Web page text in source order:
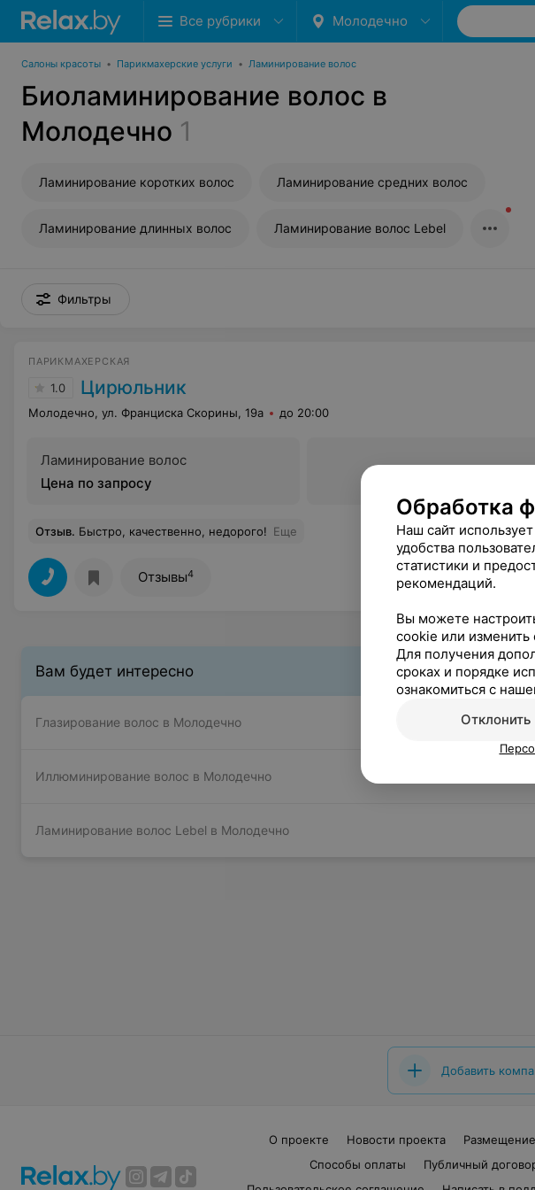
Все рубрики Молодечно
Салоны красоты • Парикмахерские услуги • Ламинирование волос
Биоламинирование волос в
Молодечно 1
Ламинирование коротких волос Ламинирование средних волос
Ламинирование длинных волос Ламинирование волос Lebel
Фильтры
ПАРИКМАХЕРСКАЯ
1.0 Цирюльник
Молодечно, ул. Франциска Скорины, 19а до 20:00
Ламинирование волос
Цена по запросу
Все цены
Отзыв. Быстро, качественно, недорого! Еще
Отзывы4
Вам будет интересно
Глазирование волос в Молодечно
Иллюминирование волос в Молодечно
Ламинирование волос Lebel в Молодечно
Добавить
О проекте Новости проекта
Способы оплаты
Публичный
Обработка
Наш сайт
удобства
статистики и
рекомендаций.
Вы можете
cookie или изменить
Для получения
сроках и порядке
ознакомиться с
Отклонить